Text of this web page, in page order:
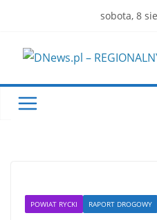
content
sobota, 8
POWIAT RYCKI RAPORT DROGOWY